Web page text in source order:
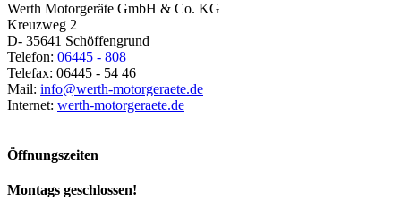
Werth Motorgeräte GmbH & Co. KG
Kreuzweg 2
D- 35641 Schöffengrund
Telefon: 06445 - 808
Telefax: 06445 - 54 46
Mail: info@werth-motorgeraete.de
Internet: werth-motorgeraete.de
Öffnungszeiten
Montags geschlossen!